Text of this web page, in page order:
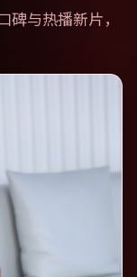
碑与热播新片，